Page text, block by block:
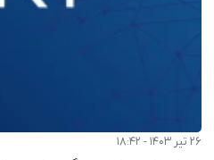
۲۶ تیر ۱۴۰۳ - ۱۸:۴۲